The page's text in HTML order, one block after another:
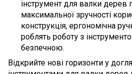
інструмент для валки дерев
максимальної зручності
конструкція, ергономічна
роблять роботу з
безпечною.
Відкрийте нові горизонти у